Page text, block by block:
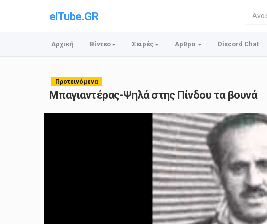
elTube.GR
Αρχική Βίντεο Σειρές Αρθρα Discord Chat
Προτεινόμενα
Μπαγιαντέρας-Ψηλά στης Πίνδου τα βουνά